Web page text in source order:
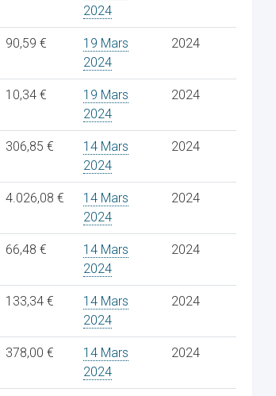
2024
90,59 €
19 Mars
2024
2024
10,34 €
19 Mars
2024
2024
306,85 €
14 Mars
2024
2024
4.026,08 €
14 Mars
2024
2024
66,48 €
14 Mars
2024
2024
133,34 €
14 Mars
2024
2024
378,00 €
14 Mars
2024
2024